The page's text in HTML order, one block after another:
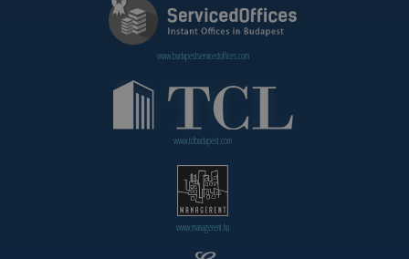
www.budapestservicedoffices.com
www.tclbudapest.com
www.managerent.hu